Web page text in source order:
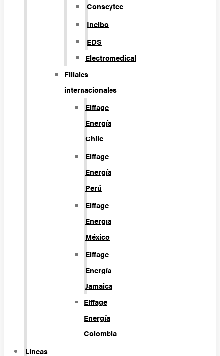
Conscytec
Inelbo
EDS
Electromedical
Filiales
internacionales
Eiffage
Energía
Chile
Eiffage
Energía
Perú
Eiffage
Energía
México
Eiffage
Energía
Jamaica
Eiffage
Energía
Colombia
Líneas